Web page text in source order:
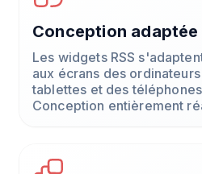
Conception adaptée
Les widgets RSS
aux écrans des
tablettes et des
Conception entièrement